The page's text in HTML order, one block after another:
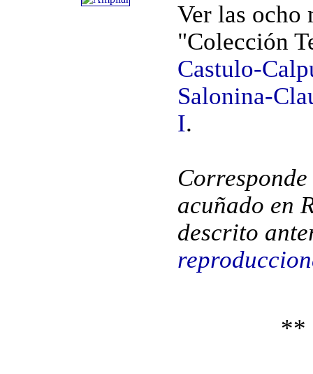
Ver las ocho
"Colección
Castulo-
Salonina-
I.
acuñado en
descrito
**